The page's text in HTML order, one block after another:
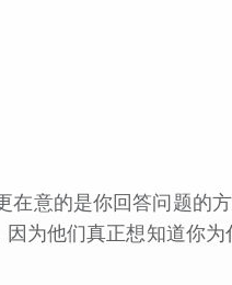
在意的是你回答问题的
为他们真正想知道你